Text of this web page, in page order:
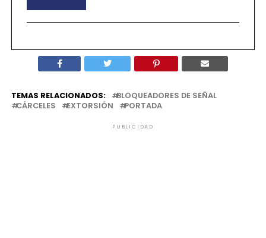
TEMAS RELACIONADOS:
BLOQUEADORES DE SEÑAL
CÁRCELES
EXTORSIÓN PORTADA
PUBLICIDAD